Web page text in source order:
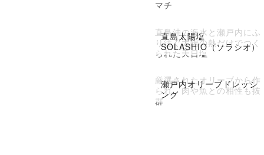
マチ
直島太陽塩
SOLASHIO（ソラシオ）
直島沖の海水と瀬戸内にふ
り注ぐ太陽の熱だけでつく
られた天日塩
瀬戸内オリーブドレッシ
ング
厳選されたオリーブから作
られ、肉や魚との相性も抜
群